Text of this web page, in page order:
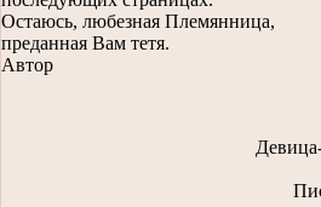
Остаюсь, любезная Племянница,
преданная Вам тетя.
Автор